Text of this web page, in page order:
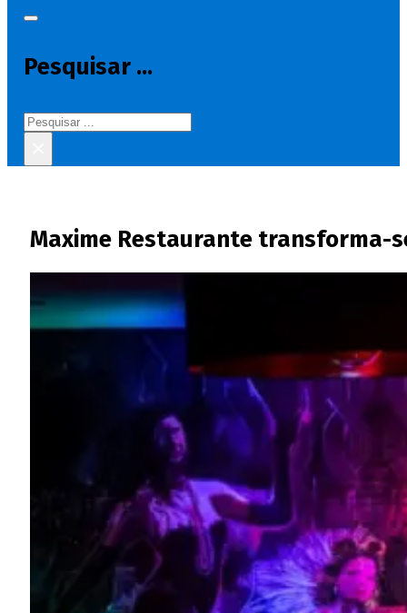
Pesquisar ...
Pesquisar
Maxime Restaurante transforma-